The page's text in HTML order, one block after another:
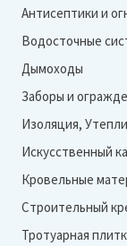
Антисептики и
Водосточные
Дымоходы
Заборы и
Изоляция,
Искусственный
Кровельные
Строительный
Тротуарная